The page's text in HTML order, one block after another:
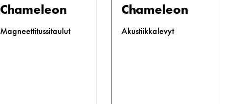
Chameleon
Magneettitussitaulut
Chameleon
Akustiikkalevyt